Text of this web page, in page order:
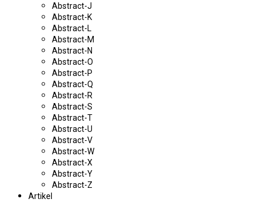
Abstract-J
Abstract-K
Abstract-L
Abstract-M
Abstract-N
Abstract-O
Abstract-P
Abstract-Q
Abstract-R
Abstract-S
Abstract-T
Abstract-U
Abstract-V
Abstract-W
Abstract-X
Abstract-Y
Abstract-Z
Artikel